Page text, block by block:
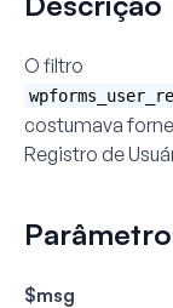
O filtro
costumava
Registro de
$msg